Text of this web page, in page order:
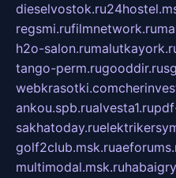
dieselvostok.ru
regsmi.rufilmnetwork.ru
h2o-salon.ru
tango-perm.rugooddir.ru
webkrasotki.com
ankou.spb.rualvesta1.ru
sakhatoday.ru
golf2club.msk.ru
multimodal.msk.ru